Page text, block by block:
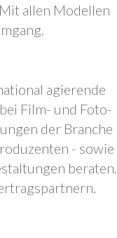
allen Modellen
agierende
Film- und Foto-
der Branche
- sowie
beraten.